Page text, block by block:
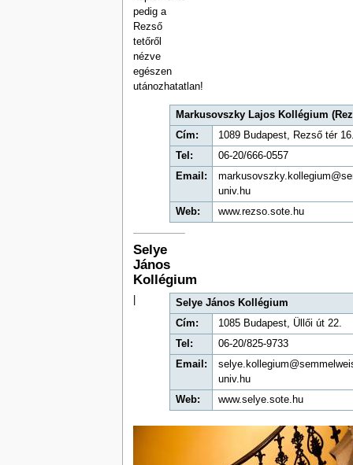
pedig a
Rezső
tetőről
nézve
egészen
utánozhatatlan!
Markusovszky Lajos Kollégium
Cím:
1089 Budapest, Rezső tér
Tel:
06-20/666-0557
Email:
univ.hu
Web:
www.rezso.sote.hu
Selye
János
Kollégium
Selye János Kollégium
Cím:
1085 Budapest, Üllői út 22.
Tel:
06-20/825-9733
Email:
univ.hu
Web:
www.selye.sote.hu